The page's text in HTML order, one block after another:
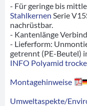
- Für geringe bis
Stahlkernen Serie
nachrüstbar.
- Kantenlänge
- Lieferform:
getrennt (PE-Beutel)
INFO Polyamid
Montagehinweise
Umweltaspekte/